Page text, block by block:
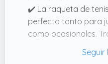
✔️ La raqueta de
perfecta tanto para
como ocasionales.